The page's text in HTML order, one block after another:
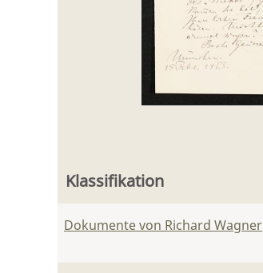
Klassifikation
Dokumente von Richard Wagner